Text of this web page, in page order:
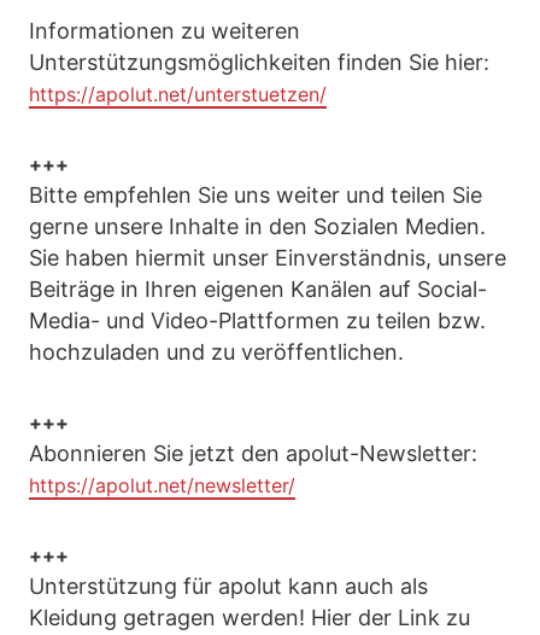
Informationen zu weiteren
Unterstützungsmöglichkeiten finden Sie hier:
https://apolut.net/unterstuetzen/
+++
Bitte empfehlen Sie uns weiter und teilen Sie
gerne unsere Inhalte in den Sozialen Medien.
Sie haben hiermit unser Einverständnis, unsere
Beiträge in Ihren eigenen Kanälen auf Social-
Media- und Video-Plattformen zu teilen bzw.
hochzuladen und zu veröffentlichen.
+++
Abonnieren Sie jetzt den apolut-Newsletter:
https://apolut.net/newsletter/
+++
Unterstützung für apolut kann auch als
Kleidung getragen werden! Hier der Link zu